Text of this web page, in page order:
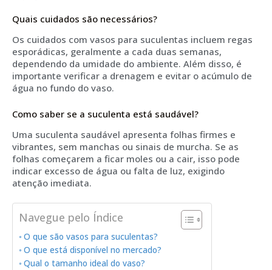
Quais cuidados são necessários?
Os cuidados com vasos para suculentas incluem regas
esporádicas, geralmente a cada duas semanas,
dependendo da umidade do ambiente. Além disso, é
importante verificar a drenagem e evitar o acúmulo de
água no fundo do vaso.
Como saber se a suculenta está saudável?
Uma suculenta saudável apresenta folhas firmes e
vibrantes, sem manchas ou sinais de murcha. Se as
folhas começarem a ficar moles ou a cair, isso pode
indicar excesso de água ou falta de luz, exigindo
atenção imediata.
Navegue pelo Índice
O que são vasos para suculentas?
O que está disponível no mercado?
Qual o tamanho ideal do vaso?